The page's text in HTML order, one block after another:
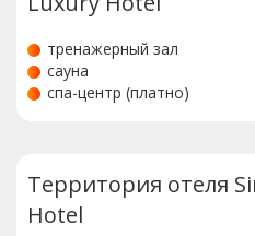
тренажерный зал
сауна
спа-центр (платно)
Территория отеля
Hotel